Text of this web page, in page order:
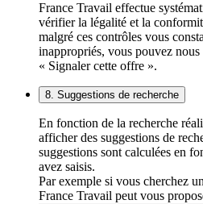
France Travail effectue
vérifier la légalité et la
malgré ces contrôles vous
inappropriés, vous pouvez
« Signaler cette offre ».
8. Suggestions de recherche
En fonction de la recherche
afficher des suggestions de
suggestions sont calculées en
avez saisis.
Par exemple si vous cherchez
France Travail peut vous